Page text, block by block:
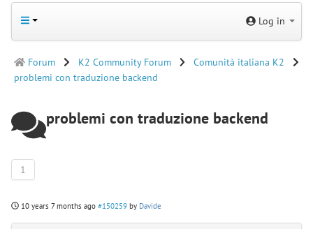
Log in
Forum K2 Community Forum
Comunità italiana K2
problemi con traduzione backend
problemi con traduzione backend
1
10 years 7 months ago #150259 by Davide